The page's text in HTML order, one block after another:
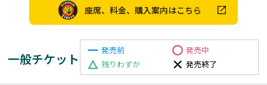
座席、料金、購入案内はこちら
一般チケット 発売前
発売中
残りわずか
発売終了